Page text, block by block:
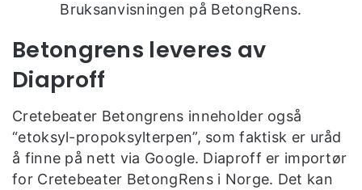
Bruksanvisningen på BetongRens.
Betongrens leveres av
Diaproff
Cretebeater Betongrens inneholder også
“etoksyl-propoksylterpen”, som faktisk er uråd
å finne på nett via Google. Diaproff er importør
for Cretebeater BetongRens i Norge. Det kan